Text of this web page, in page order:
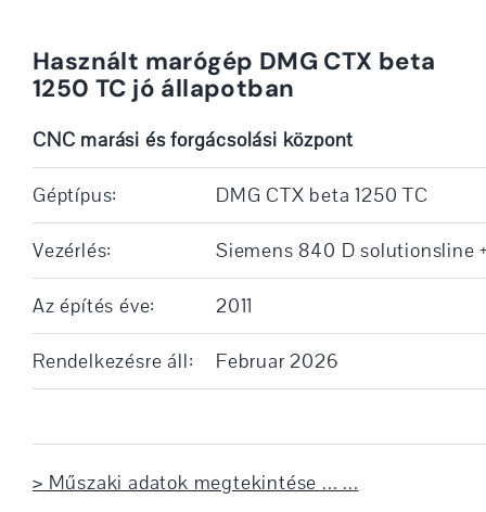
Használt marógép DMG CTX beta
1250 TC jó állapotban
CNC marási és forgácsolási központ
Géptípus: DMG CTX beta 1250 TC
Vezérlés: Siemens 840 D solutionsline
Az építés éve: 2011
Rendelkezésre áll: Februar 2026
> Műszaki adatok megtekintése ... ...